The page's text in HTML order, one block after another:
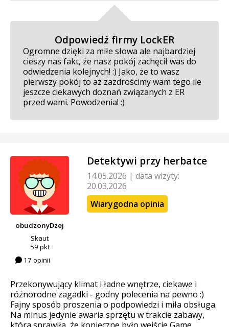
Odpowiedź firmy LockER
Ogromne dzięki za miłe słowa ale najbardziej
cieszy nas fakt, że nasz pokój zachęcił was do
odwiedzenia kolejnych! :) Jako, że to wasz
pierwszy pokój to aż zazdrościmy wam tego ile
jeszcze ciekawych doznań związanych z ER
przed wami. Powodzenia! :)
obudzonyDżej
Skaut
59 pkt
17 opinii
Detektywi przy herbatce
14.05.2026 | data wizyty:
20.03.2026
Wiarygodna opinia
Przekonywujący klimat i ładne wnętrze, ciekawe i
różnorodne zagadki - godny polecenia na pewno :)
Fajny sposób proszenia o podpowiedzi i miła obsługa.
Na minus jedynie awaria sprzętu w trakcie zabawy,